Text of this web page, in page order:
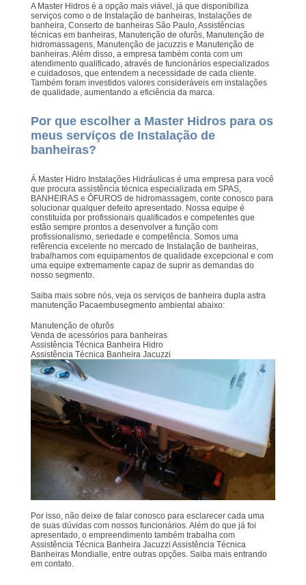
A Master Hidros é a opção mais viável, já que disponibiliza
serviços como o de Instalação de banheiras, Instalações de
banheira, Conserto de banheiras São Paulo, Assistências
técnicas em banheiras, Manutenção de ofurôs, Manutenção de
hidromassagens, Manutenção de jacuzzis e Manutenção de
banheiras. Além disso, a empresa também conta com um
atendimento qualificado, através de funcionários especializados
e cuidadosos, que entendem a necessidade de cada cliente.
Também foram investidos valores consideráveis em instalações
de qualidade, aumentando a eficiência da marca.
Por que escolher a Master Hidros para os
meus serviços de Instalação de
banheiras?
Á Master Hidro Instalações Hidráulicas é uma empresa para você
que procura assistência técnica especializada em SPAS,
BANHEIRAS e ÔFUROS de hidromassagem, conte conosco para
solucionar qualquer defeito apresentado. Nossa equipe é
constituída por profissionais qualificados e competentes que
estão sempre prontos a desenvolver a função com
profissionalismo, seriedade e competência. Somos uma
refêrencia excelente no mercado de Instalação de banheiras,
trabalhamos com equipamentos de qualidade excepcional e com
uma equipe extremamente capaz de suprir as demandas do
nosso segmento.
Saiba mais sobre nós, veja os serviços de banheira dupla astra
manutenção Pacaembusegmento ambiental abaixo:
Manutenção de ofurôs
Venda de acessórios para banheiras
Assistência Técnica Banheira Hidro
Assistência Técnica Banheira Jacuzzi
Por isso, não deixe de falar conosco para esclarecer cada uma
de suas dúvidas com nossos funcionários. Além do que já foi
apresentado, o empreendimento também trabalha com
Assistência Técnica Banheira Jacuzzi Assistência Técnica
Banheiras Mondialle, entre outras opções. Saiba mais entrando
em contato.